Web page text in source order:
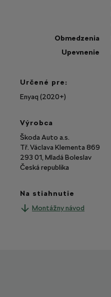
Obmedzenia
Upevnenie
Určené pre:
Enyaq (2020+)
Výrobca
Škoda Auto a.s.
Tř. Václava Klementa 869
293 01, Mladá Boleslav
Česká republika
Na stiahnutie
Montážny návod